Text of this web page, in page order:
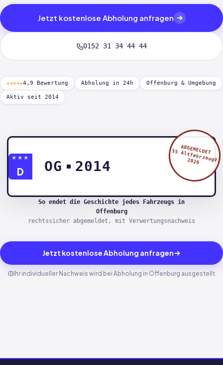
Jetzt kostenlose Abholung anfragen
0152 31 34 44 44
★★★★★4,9 Bewertung Abholung in 24h Offenburg & Umgebung
Aktiv seit 2014
★★★
D OG 2014
ABGEMELDET
§5 AltfahrzeugV
2026
So endet die Geschichte jedes Fahrzeugs in
Offenburg
rechtssicher abgemeldet, mit Verwertungsnachweis
Jetzt kostenlose Abholung anfragen
Ihr individueller Nachweis wird bei Abholung in Offenburg ausgestellt